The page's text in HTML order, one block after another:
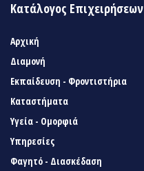
Κατάλογος Επιχειρήσεων
Αρχική
Διαμονή
Εκπαίδευση - Φροντιστήρια
Καταστήματα
Υγεία - Ομορφιά
Υπηρεσίες
Φαγητό - Διασκέδαση